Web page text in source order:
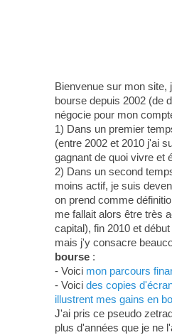
Bienvenue sur mon site,
bourse depuis 2002 (de
négocie pour mon
1) Dans un premier
(entre 2002 et 2010 j'ai
gagnant de quoi vivre et
2) Dans un second
moins actif, je suis
on prend comme
me fallait alors être très
capital), fin 2010 et début
mais j'y consacre
bourse:
- Voici mon parcours
- Voici des copies
illustrent mes gains en
J'ai pris ce pseudo
plus d'années que je ne